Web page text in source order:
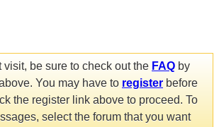
visit, be sure to check out the FAQ by
You may have to register before
the register link above to proceed. To
select the forum that you want